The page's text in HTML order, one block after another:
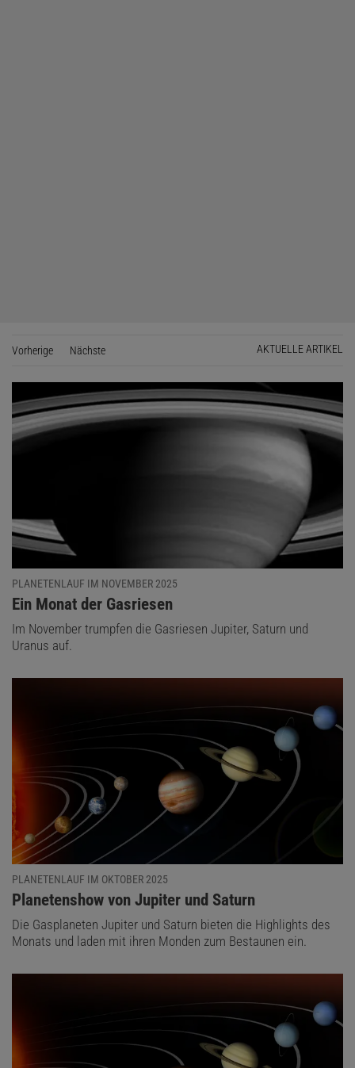
Vorherige SeiteNächste AKTUELLE ARTIKEL
PLANETENLAUF IM NOVEMBER 2025
:
Ein Monat der Gasriesen
Im November trumpfen die Gasriesen Jupiter, Saturn und
Uranus auf.
PLANETENLAUF IM OKTOBER 2025
:Planetenshow von Jupiter und Saturn
Die Gasplaneten Jupiter und Saturn bieten die Highlights des
Monats und laden mit ihren Monden zum Bestaunen ein.